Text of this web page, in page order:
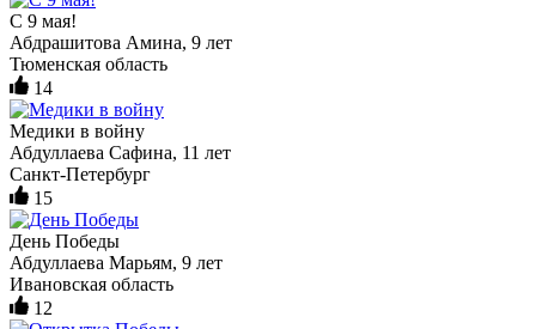
С 9 мая!
Абдрашитова Амина, 9 лет
Тюменская область
14
Медики в войну
Абдуллаева Сафина, 11 лет
Санкт-Петербург
15
День Победы
Абдуллаева Марьям, 9 лет
Ивановская область
12